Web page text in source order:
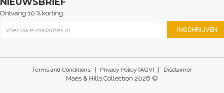
Ontvang 10 % korting
INSCHRIJVEN
Terms and Conditions Privacy Policy (AGV) Disclaimer
Maes & Hills Collection 2026 ©